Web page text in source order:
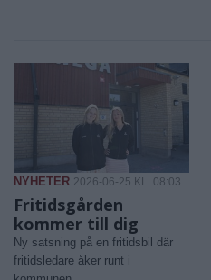
NYHETER 2026-06-25 KL. 08:03
Fritidsgården
kommer till dig
Ny satsning på en fritidsbil där
fritidsledare åker runt i